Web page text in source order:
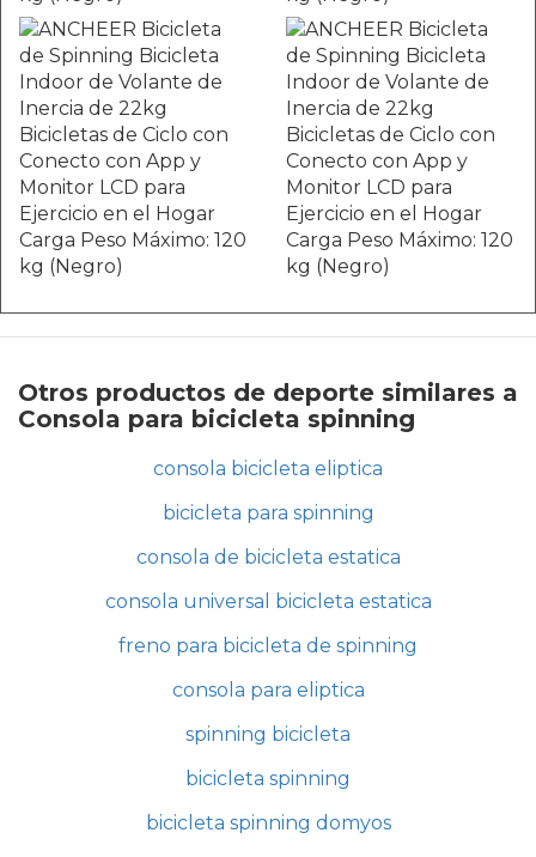
Otros productos de deporte similares a
Consola para bicicleta spinning
consola bicicleta eliptica
bicicleta para spinning
consola de bicicleta estatica
consola universal bicicleta estatica
freno para bicicleta de spinning
consola para eliptica
spinning bicicleta
bicicleta spinning
bicicleta spinning domyos